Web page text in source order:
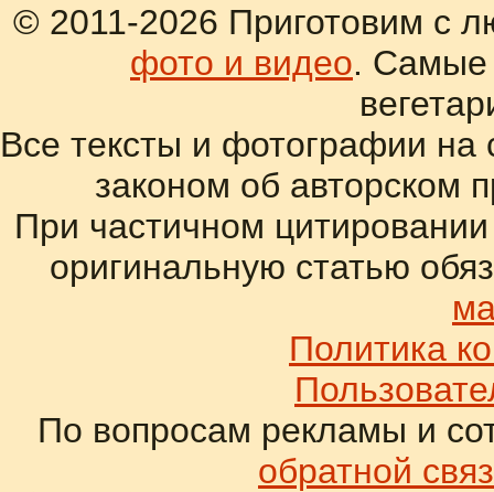
© 2011-2026 Приготовим с
фото и видео. Самые
Все тексты и фотографии
законом об авторском
При частичном
оригинальную статью
Политика
По вопросам рекламы и
обратной